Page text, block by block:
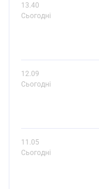
13.40
Сьогодні
12.09
Сьогодні
11.05
Сьогодні